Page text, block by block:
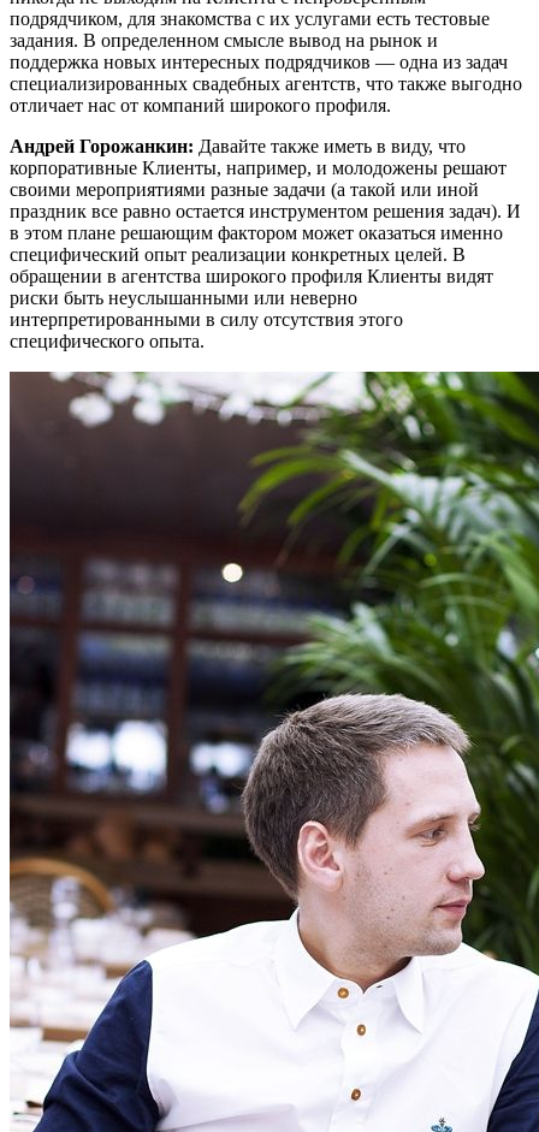
подрядчиком, для знакомства с их услугами есть тестовые
задания. В определенном смысле вывод на рынок и
поддержка новых интересных подрядчиков — одна из задач
специализированных свадебных агентств, что также выгодно
отличает нас от компаний широкого профиля.
Андрей Горожанкин: Давайте также иметь в виду, что
корпоративные Клиенты, например, и молодожены решают
своими мероприятиями разные задачи (а такой или иной
праздник все равно остается инструментом решения задач). И
в этом плане решающим фактором может оказаться именно
специфический опыт реализации конкретных целей. В
обращении в агентства широкого профиля Клиенты видят
риски быть неуслышанными или неверно
интерпретированными в силу отсутствия этого
специфического опыта.